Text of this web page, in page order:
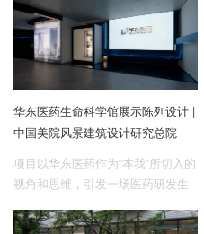
公共⽂化需求的精神空间，让千年
儒学⽂脉在当代鲜活延续。
华东医药生命科学馆展示陈列设计 |
中国美院风景建筑设计研究总院
项目以华东医药作为“本我”所切入的
视角和思维，引发一场医药研发生
深刻思考，并由此严肃企业关乎“生